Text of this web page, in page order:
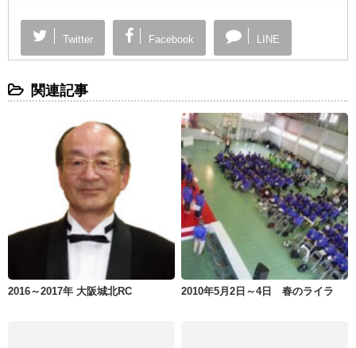
Twitter Facebook LINE
関連記事
2016～2017年 大阪城北RC 2010年5月2日～4日 春のライラ